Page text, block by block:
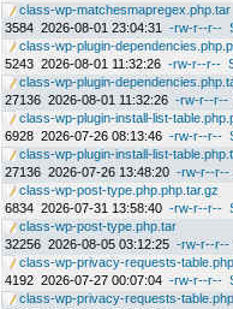
class-wp-matchesmapregex.php.tar
3584 2026-08-01 23:04:31 -rw-r--r--
class-wp-plugin-
5243 2026-08-01 11:32:26 -rw-r--r--
class-wp-plugin-
27136 2026-08-01 11:32:26 -rw-r--r--
class-wp-plugin-install-list-
6928 2026-07-26 08:13:46 -rw-r--r--
class-wp-plugin-install-list-
27136 2026-07-26 13:48:20 -rw-r--r--
class-wp-post-type.php.php.tar.gz
6834 2026-07-31 13:58:40 -rw-r--r--
class-wp-post-type.php.tar
32256 2026-08-05 03:12:25 -rw-r--r--
class-wp-privacy-requests-
4192 2026-07-27 00:07:04 -rw-r--r--
class-wp-privacy-requests-